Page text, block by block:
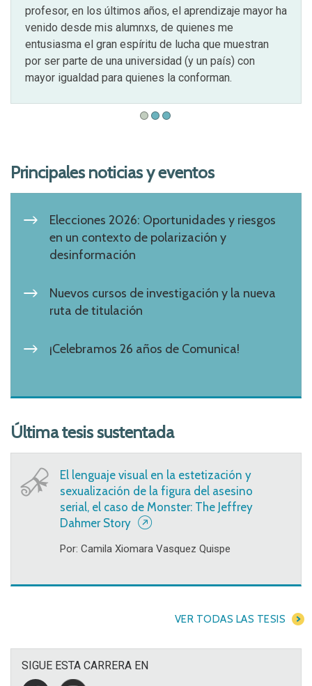
profesor, en los últimos años, el aprendizaje mayor ha
venido desde mis alumnxs, de quienes me
entusiasma el gran espíritu de lucha que muestran
por ser parte de una universidad (y un país) con
mayor igualdad para quienes la conforman.
Principales noticias y eventos
Elecciones 2026: Oportunidades y riesgos
en un contexto de polarización y
desinformación
Nuevos cursos de investigación y la nueva
ruta de titulación
¡Celebramos 26 años de Comunica!
Última tesis sustentada
El lenguaje visual en la estetización y
sexualización de la figura del asesino
serial, el caso de Monster: The Jeffrey
Dahmer Story
Por: Camila Xiomara Vasquez Quispe
VER TODAS LAS TESIS
SIGUE ESTA CARRERA EN